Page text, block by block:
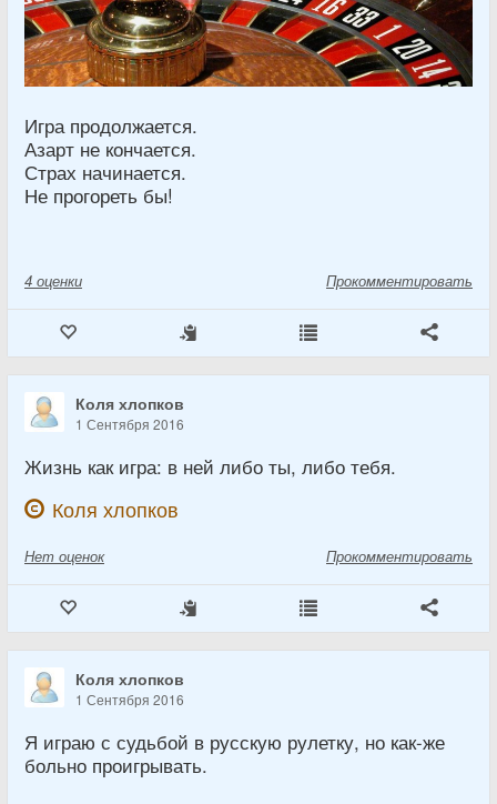
Игра продолжается.
Азарт не кончается.
Страх начинается.
Не прогореть бы!
4 оценки Прокомментировать
Коля хлопков
1 Сентября 2016
Жизнь как игра: в ней либо ты, либо тебя.
Коля хлопков
Нет оценок Прокомментировать
Коля хлопков
1 Сентября 2016
Я играю с судьбой в русскую рулетку, но как-же
больно проигрывать.